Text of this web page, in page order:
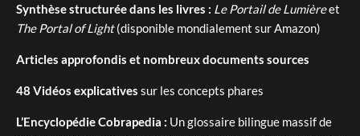
Synthèse structurée dans les livres : Le Portail de Lumièreet
The Portal of Light(disponible mondialement sur Amazon)
Articles approfondis et nombreux documents sources
48 Vidéos explicatives sur les concepts phares
L’Encyclopédie Cobrapedia : Un glossaire bilingue massif de